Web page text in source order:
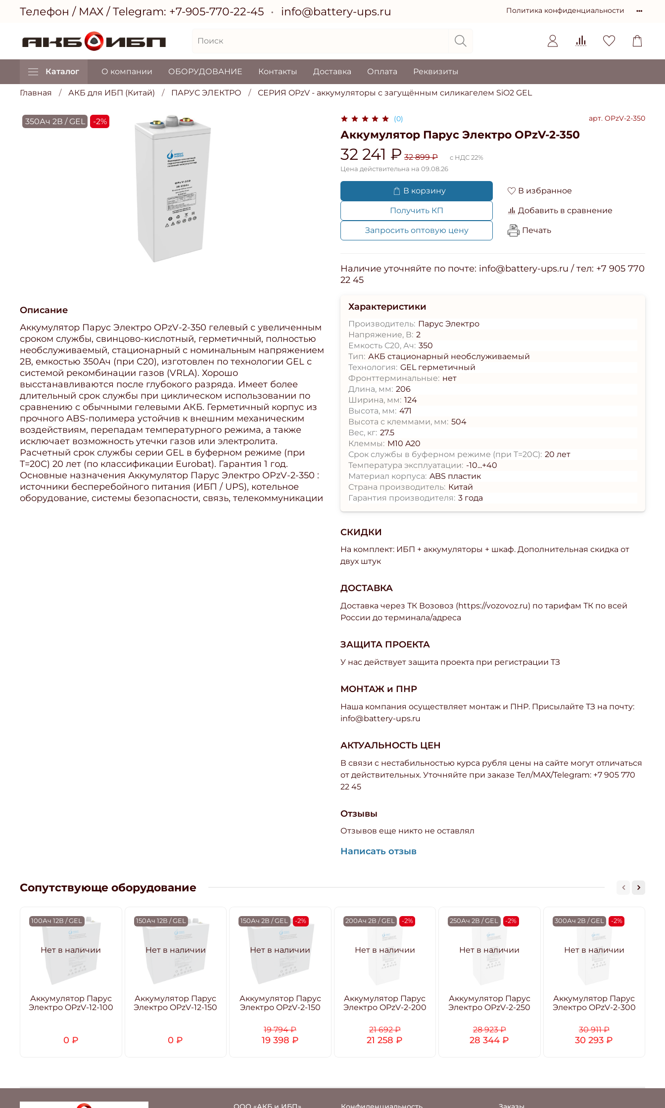
Политика конфиденциальности
Телефон / МАХ / Telegram: +7-905-770-22-45 info@battery-ups.ru
Каталог О компании ОБОРУДОВАНИЕ Контакты Доставка Оплата Реквизиты
Главная АКБ для ИБП (Китай) ПАРУС ЭЛЕКТРО СЕРИЯ OPzV - аккумуляторы с загущённым силикагелем SiO2 GEL
Описание
Аккумулятор Парус Электро OPzV-2-350 гелевый с увеличенным
сроком службы, свинцово-кислотный, герметичный, полностью
необслуживаемый, стационарный с номинальным напряжением
2В, емкостью 350Ач (при С20), изготовлен по технологии GEL с
системой рекомбинации газов (VRLA). Хорошо
высстанавливаются после глубокого разряда. Имеет более
длительный срок службы при циклическом использовании по
сравнению с обычными гелевыми АКБ. Герметичный корпус из
прочного ABS-полимера устойчив к внешним механическим
воздействиям, перепадам температурного режима, а также
исключает возможность утечки газов или электролита.
Расчетный срок службы серии GEL в буферном режиме (при
T=20С) 20 лет (по классификации Eurobat). Гарантия 1 год.
Основные назначения Аккумулятор Парус Электро OPzV-2-350 :
источники бесперебойного питания (ИБП / UPS), котельное
оборудование, системы безопасности, связь, телекоммуникации
350Ач 2В / GEL -2% (0) арт. OPzV-2-350
Аккумулятор Парус Электро OPzV-2-350
32 241 ₽ 32 899 ₽
с НДС 22%
Цена действительна на 09.08.26
В корзину
Получить КП
Запросить оптовую цену
В избранное
Добавить в сравнение
Печать
Наличие уточняйте по почте: info@battery-ups.ru / тел: +7 905 770
22 45
СКИДКИ
На комплект: ИБП + аккумуляторы + шкаф. Дополнительная скидка от
двух штук
ДОСТАВКА
Доставка через ТК Возовоз (https://vozovoz.ru) по тарифам ТК по всей
России до терминала/адреса
ЗАЩИТА ПРОЕКТА
У нас действует защита проекта при регистрации ТЗ
МОНТАЖ и ПНР
Наша компания осуществляет монтаж и ПНР. Присылайте ТЗ на почту:
info@battery-ups.ru
АКТУАЛЬНОСТЬ ЦЕН
В связи с нестабильностью курса рубля цены на сайте могут отличаться
от действительных. Уточняйте при заказе Тел/МАХ/Telegram: +7 905 770
22 45
Характеристики
Производитель: Парус Электро
Напряжение, В: 2
Емкость С20, Ач: 350
Тип: АКБ стационарный необслуживаемый
Технология: GEL герметичный
Фронттерминальные: нет
Длина, мм: 206
Ширина, мм: 124
Высота, мм: 471
Высота с клеммами, мм: 504
Вес, кг: 27.5
Клеммы: M10 A20
Срок службы в буферном режиме (при T=20С): 20 лет
Температура эксплуатации: -10...+40
Материал корпуса: ABS пластик
Страна производитель: Китай
Гарантия производителя: 3 года
Отзывы
Отзывов еще никто не оставлял
Написать отзыв
Сопутствующе оборудование
Нет в наличии
100Ач 12В / GEL
Аккумулятор Парус
Электро OPzV-12-100
0 ₽
Нет в наличии
150Ач 12В / GEL
Аккумулятор Парус
Электро OPzV-12-150
0 ₽
Нет в наличии
150Ач 2В / GEL -2%
Аккумулятор Парус
Электро OPzV-2-150
19 794 ₽
19 398 ₽
Нет в наличии
200Ач 2В / GEL -2%
Аккумулятор Парус
Электро OPzV-2-200
21 692 ₽
21 258 ₽
Нет в наличии
250Ач 2В / GEL -2%
Аккумулятор Парус
Электро OPzV-2-250
28 923 ₽
28 344 ₽
Нет в наличии
300Ач 2В / GEL -2%
Аккумулятор Парус
Электро OPzV-2-300
30 911 ₽
30 293 ₽